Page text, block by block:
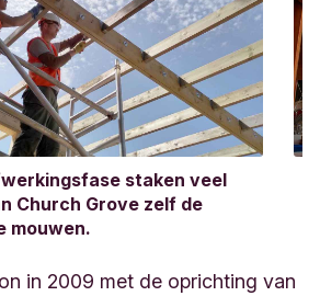
staken veel
Church Grove zelf de
mouwen.
in 2009 met de oprichting van